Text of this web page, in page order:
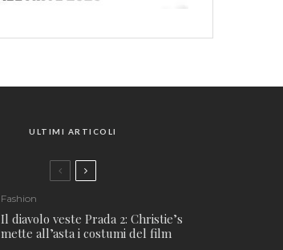
ULTIMI ARTICOLI
Fashion
Il diavolo veste Prada 2: Christie’s
mette all’asta i costumi del film